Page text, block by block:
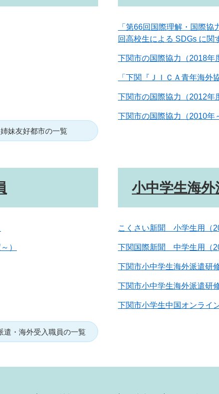
姉妹友好都市の一覧
「第66回国際理解・国際
回高校生による SDGs に関
下関市の国際協力（2018年
「下関『ＪＩＣＡ青年海外
下関市の国際協力（2012年
下関市の国際協力（2010年
）
遣・海外受入職員の一覧
小中学生海
こくさい新聞 小学生用（
下関国際新聞 中学生用（
下関市小中学生海外派遣研
下関市小中学生海外派遣研
下関市小学生中国オンライ